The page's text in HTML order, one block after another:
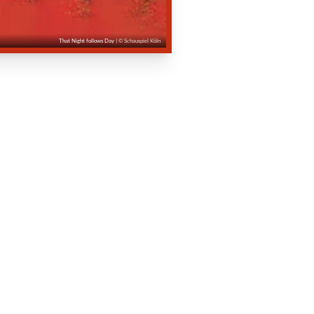
That Night follows Day| © Schauspiel Köln